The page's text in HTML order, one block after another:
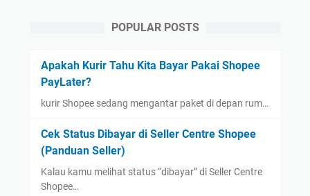
POPULAR POSTS
Apakah Kurir Tahu Kita Bayar Pakai Shopee
PayLater?
kurir Shopee sedang mengantar paket di depan rum…
Cek Status Dibayar di Seller Centre Shopee
(Panduan Seller)
Kalau kamu melihat status “dibayar” di Seller Centre
Shopee…